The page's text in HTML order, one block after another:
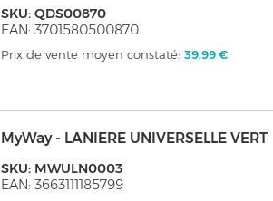
SKU: QDS00870
EAN: 3701580500870
Prix de vente moyen constaté:39,99 €
MyWay - LANIERE UNIVERSELLE VERT
SKU: MWULN0003
EAN: 3663111185799